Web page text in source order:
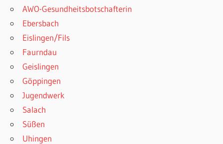
AWO-Gesundheitsbotschafterin
Ebersbach
Eislingen/Fils
Faurndau
Geislingen
Göppingen
Jugendwerk
Salach
Süßen
Uhingen